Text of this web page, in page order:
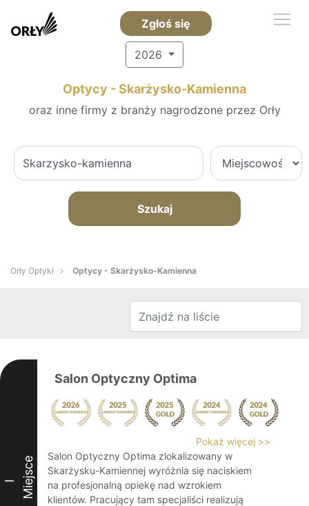
Zgłoś się
2026
Optycy - Skarżysko-Kamienna
oraz inne firmy z branży nagrodzone przez Orły
Szukaj
Orły Optyki Optycy - Skarżysko-Kamienna
I Miejsce
Salon Optyczny Optima
Pokaż więcej >>
Salon Optyczny Optima zlokalizowany w
Skarżysku-Kamiennej wyróżnia się naciskiem
na profesjonalną opiekę nad wzrokiem
klientów. Pracujący tam specjaliści realizują